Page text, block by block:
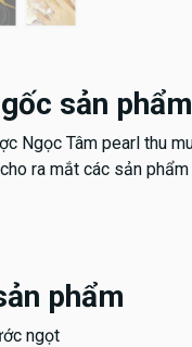
sản phẩm
Ngọc Tâm pearl thu
ra mắt các sản
phẩm
ngọt